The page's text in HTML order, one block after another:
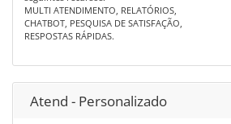
MULTI ATENDIMENTO, RELATÓRIOS,
CHATBOT, PESQUISA DE SATISFAÇÃO,
RESPOSTAS RÁPIDAS.
Atend - Personalizado